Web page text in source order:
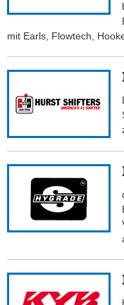
mit Earls, Flowtech,